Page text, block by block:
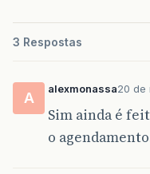
3 Respostas
A
alexmonassa20 de
Sim ainda é
o